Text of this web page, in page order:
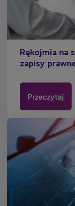
Rękojmia na
zapisy
Przeczytaj